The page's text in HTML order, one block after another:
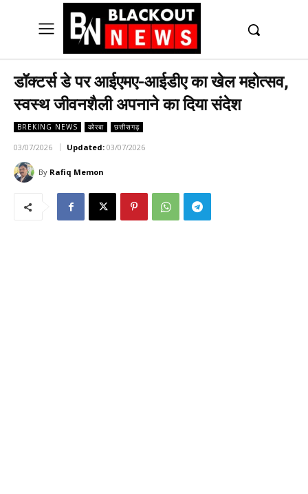
डॉक्टर्स डे पर आईएमए-आईडीए का खेल महोत्सव,
स्वस्थ जीवनशैली अपनाने का दिया संदेश
BREKING NEWS कोरबा छत्तीसगढ़
03/07/2026 Updated: 03/07/2026
By Rafiq Memon